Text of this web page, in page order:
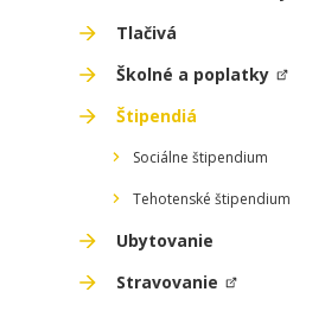
Tlačivá
Školné a poplatky
Štipendiá
Sociálne štipendium
Tehotenské štipendium
Ubytovanie
Stravovanie